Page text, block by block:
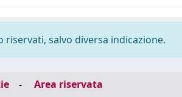
salvo diversa indicazione.
- Area riservata